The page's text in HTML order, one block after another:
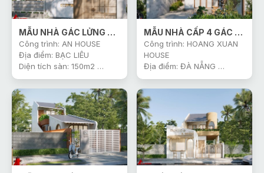
MẪU NHÀ GÁC LỬNG THIẾT KẾ ĐỘC ĐÁO Ở NÔNG THÔN
Công trình: AN HOUSE
Địa điểm: BẠC LIÊU
Diện tích sàn: 150m2
Thiết Kế: Công Ty Gonic
Khởi công: 2026
MẪU NHÀ CẤP 4 GÁC LỬNG CÓ GIẾNG TRỜI
Công trình: HOANG XUAN
HOUSE
Địa điểm: ĐÀ NẴNG
Diện tích sàn: 130m2
Thiết Kế: Công Ty Gonic
Khởi công: 2026